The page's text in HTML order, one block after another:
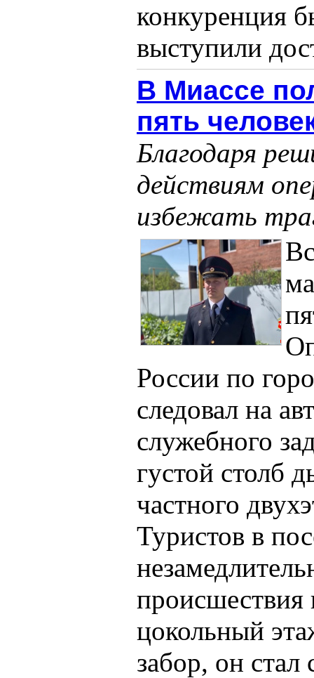
конкуренция
выступили
В Миассе
пять
Благодаря
действиям
избежать
России по
следовал на
служебного
густой столб
частного
Туристов в
происшествия
цокольный
забор, он стал